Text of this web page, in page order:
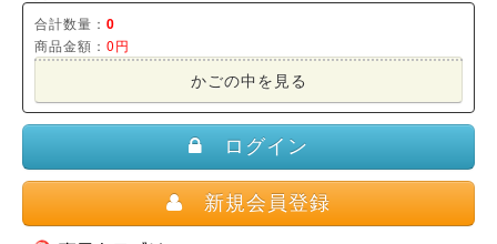
合計数量： 0
商品金額： 0円
かごの中を見る
ログイン
新規会員登録